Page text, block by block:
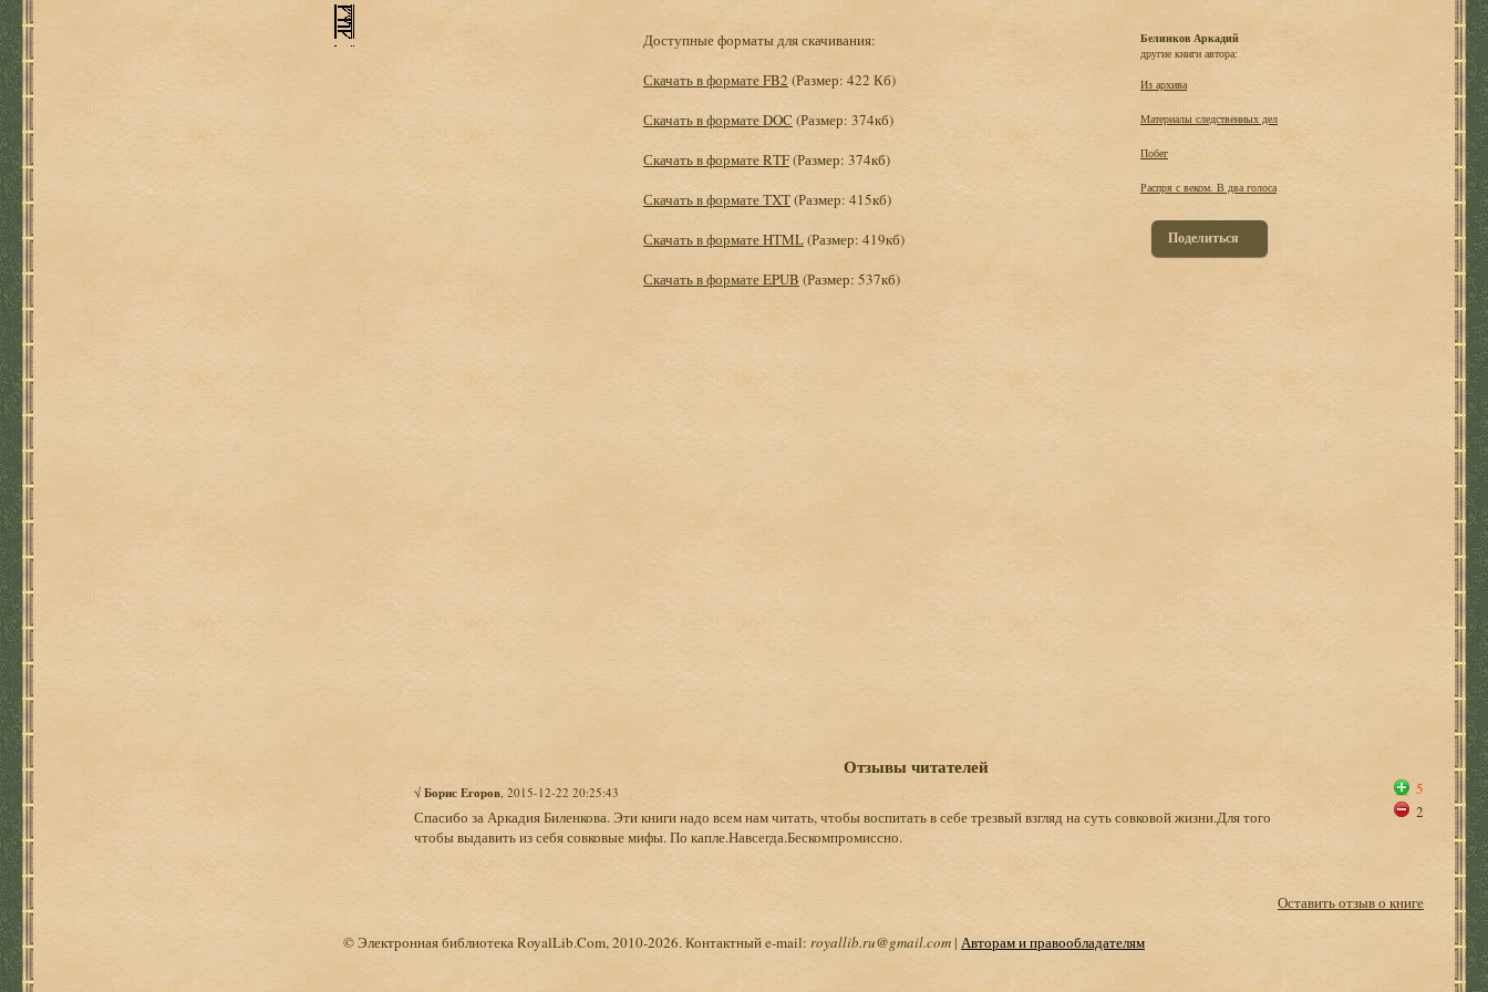
Доступные форматы для скачивания:
Скачать в формате FB2 (Размер: 422 Кб)
Скачать в формате DOC (Размер: 374кб)
Скачать в формате RTF(Размер: 374кб)
Скачать в формате TXT(Размер: 415кб)
Скачать в формате HTML(Размер: 419кб)
Скачать в формате EPUB (Размер: 537кб)
Белинков Аркадий
другие книги автора:
Из архива
Материалы следственных дел
Побег
Распря с веком. В два голоса
Поделиться
Отзывы читателей
√ Борис Егоров, 2015-12-22 20:25:43
Спасибо за Аркадия Биленкова. Эти книги надо всем нам читать, чтобы воспитать в себе трезвый взгляд на суть совковой жизни.Для того
чтобы выдавить из себя совковые мифы. По капле.Навсегда.Бескомпромиссно.
5
2
Оставить отзыв о книге
© Электронная библиотека RoyalLib.Com, 2010-2026. Контактный e-mail: royallib.ru@gmail.com| Авторам и правообладателям